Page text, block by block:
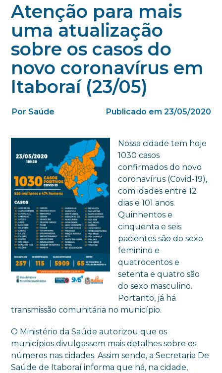
Atenção para mais
uma atualização
sobre os casos do
novo coronavírus em
Itaboraí (23/05)
Por Saúde Publicado em 23/05/2020
Nossa cidade tem hoje
1030 casos
confirmados do novo
coronavírus (Covid-19),
com idades entre 12
dias e 101 anos.
Quinhentos e
cinquenta e seis
pacientes são do sexo
feminino e
quatrocentos e
setenta e quatro são
do sexo masculino.
Portanto, já há
transmissão comunitária no município.
O Ministério da Saúde autorizou que os
municípios divulgassem mais detalhes sobre os
números nas cidades. Assim sendo, a Secretaria De
Saúde de Itaboraí informa que há, na cidade,